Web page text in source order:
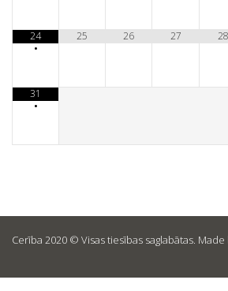
24
•
25 26 27 28
31
•
Cerība 2020 © Visas tiesības saglabātas. Made